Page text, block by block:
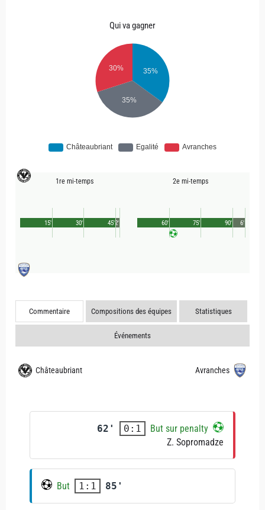
Qui va gagner
1re mi-temps
45'
15' 30' 2'
2e mi-temps
90'
60' 75' 6'
Commentaire Compositions des équipes Statistiques
Événements
Châteaubriant Avranches
62' 0:1
But sur penalty
Z. Sopromadze
But 1:1 85'